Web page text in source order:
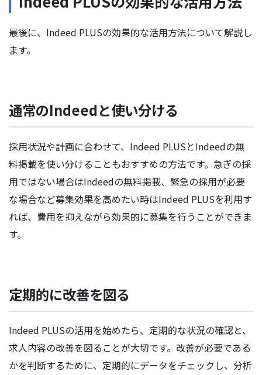
最後に、Indeed PLUSの効果的な活用方法について解説し
ます。
通常のIndeedと使い分ける
採用状況や計画に合わせて、Indeed PLUSとIndeedの無
料掲載を使い分けることもおすすめの方法です。急ぎの採
用ではない場合はIndeedの無料掲載、緊急の採用が必要
な場合など募集効果を高めたい時はIndeed PLUSを利用す
れば、費用を抑えながら効果的に募集を行うことができま
す。
定期的に改善を図る
Indeed PLUSの活用を始めたら、定期的な状況の確認と、
求人内容の改善を図ることが大切です。改善が必要である
かを判断するために、定期的にデータをチェックし、分析